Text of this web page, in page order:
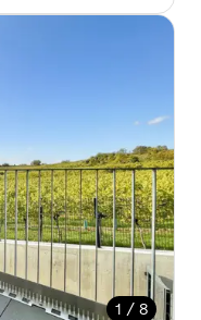
1 / 8